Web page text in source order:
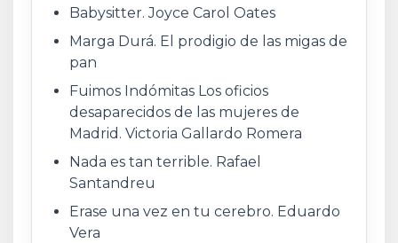
Babysitter. Joyce Carol Oates
Marga Durá. El prodigio de las migas de
pan
Fuimos Indómitas Los oficios
desaparecidos de las mujeres de
Madrid. Victoria Gallardo Romera
Nada es tan terrible. Rafael
Santandreu
Erase una vez en tu cerebro. Eduardo
Vera